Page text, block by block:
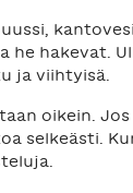
he hakevat.
ja viihtyisä.
oikein. Jos
selkeästi.